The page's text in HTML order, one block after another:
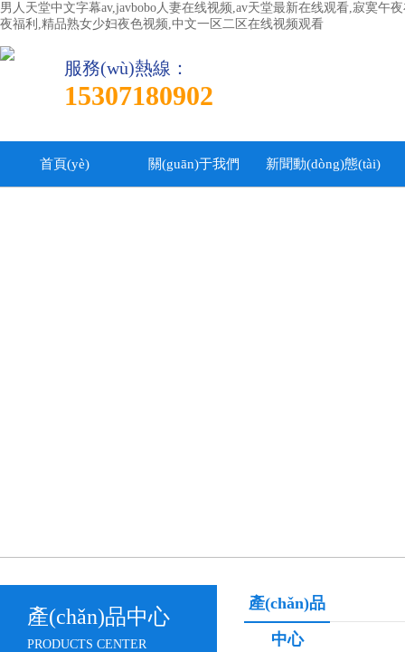
男人天堂中文字幕av,javbobo人妻在线视频,av天堂最新在线观看,寂寞
夜福利,精品熟女少妇夜色视频,中文一区二区在线视频观看
服務(wù)熱線：
15307180902
首頁(yè) 關(guān)于我們 新聞動(dòng)態(tài)
產(chǎn)品中心
PRODUCTS CENTER
產(chǎn)品
中心